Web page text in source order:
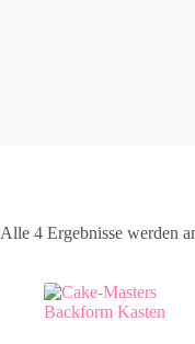
Alle 4 Ergebnisse werden